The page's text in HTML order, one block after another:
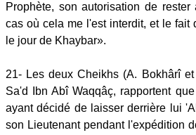
Prophète, son autorisation de
cas où cela me l'est interdit, et le fait
le jour de Khaybar».
21- Les deux Cheikhs (A. Bokhârî
Sa'd Ibn Abî Waqqâç, rapportent
ayant décidé de laisser derrière lui
son Lieutenant pendant l'expédition